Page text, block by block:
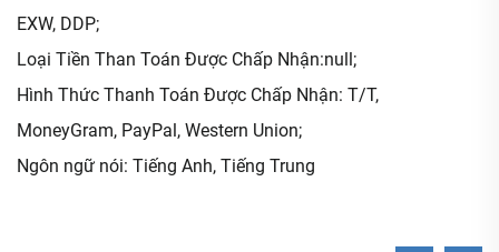
EXW, DDP;
Loại Tiền Than Toán Được Chấp Nhận:null;
Hình Thức Thanh Toán Được Chấp Nhận: T/T,
MoneyGram, PayPal, Western Union;
Ngôn ngữ nói: Tiếng Anh, Tiếng Trung